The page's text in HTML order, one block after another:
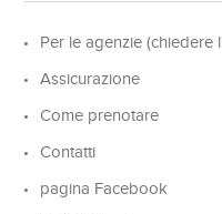
Per le agenzie (chiedere
Assicurazione
Come prenotare
Contatti
pagina Facebook